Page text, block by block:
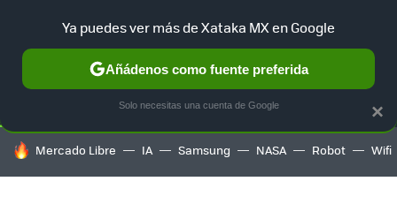
SELECCIÓN GAMING HOME AUTO TERRITORIO
HOY SE HABLA DE
Mercado Libre IA Samsung NASA Robot Wifi
×
Ya puedes ver más de Xataka MX en Google
Añádenos como fuente preferida
Solo necesitas una cuenta de Google